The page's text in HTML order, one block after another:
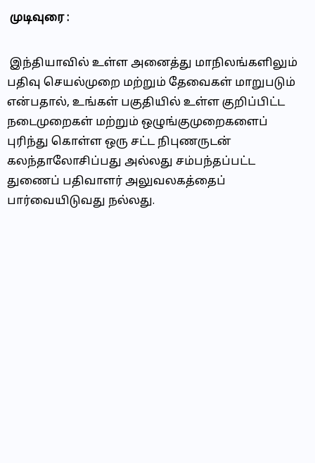
முடிவுரை :
இந்தியாவில் உள்ள அனைத்து மாநிலங்களிலும்
பதிவு செயல்முறை மற்றும் தேவைகள் மாறுபடும்
என்பதால், உங்கள் பகுதியில் உள்ள குறிப்பிட்ட
நடைமுறைகள் மற்றும் ஒழுங்குமுறைகளைப்
புரிந்து கொள்ள ஒரு சட்ட நிபுணருடன்
கலந்தாலோசிப்பது அல்லது சம்பந்தப்பட்ட
துணைப் பதிவாளர் அலுவலகத்தைப்
பார்வையிடுவது நல்லது.